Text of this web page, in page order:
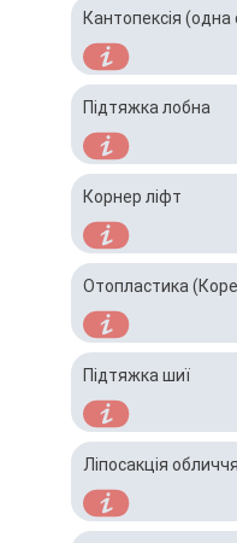
Кантопексія (одна
Підтяжка лобна
Корнер ліфт
Отопластика
Підтяжка шиї
Ліпосакція обличчя